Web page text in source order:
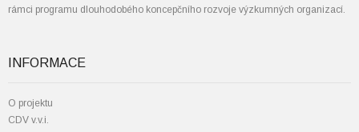
rámci programu dlouhodobého koncepčního rozvoje výzkumných organizací.
INFORMACE
O projektu
CDV v.v.i.